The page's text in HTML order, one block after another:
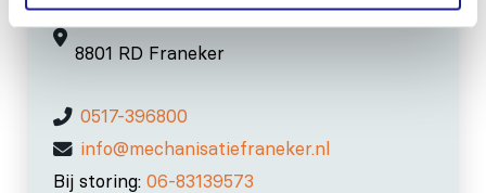
8801 RD Franeker
0517-396800
info@mechanisatiefraneker.nl
Bij storing: 06-83139573